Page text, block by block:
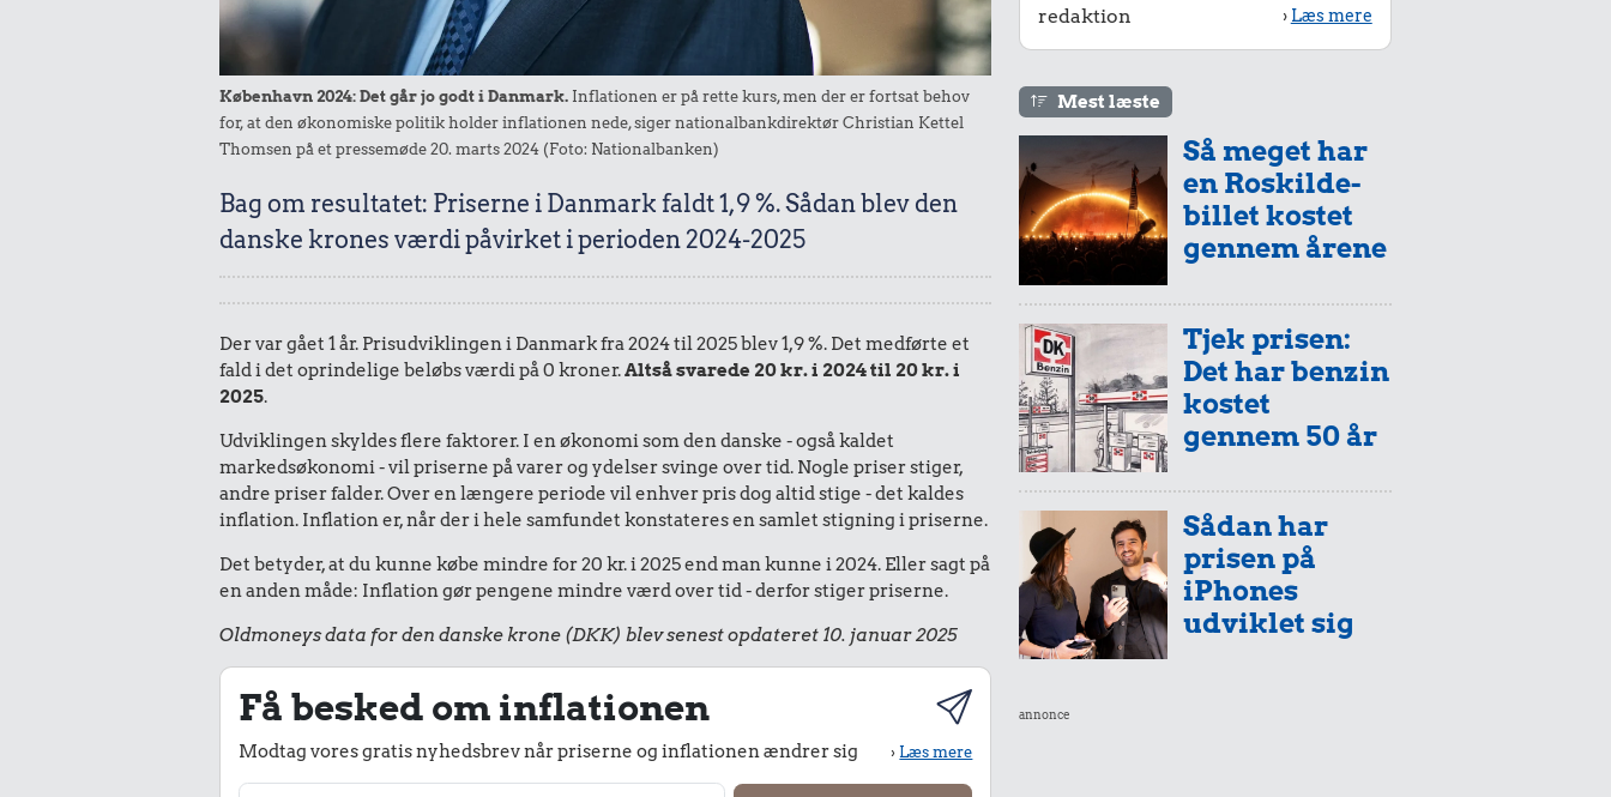
København 2024: Det går jo godt i Danmark. Inflationen er på rette kurs, men der er fortsat behov
for, at den økonomiske politik holder inflationen nede, siger nationalbankdirektør Christian Kettel
Thomsen på et pressemøde 20. marts 2024 (Foto: Nationalbanken)
Bag om resultatet: Priserne i Danmark faldt 1,9 %. Sådan blev den
danske krones værdi påvirket i perioden 2024-2025
Der var gået 1 år. Prisudviklingen i Danmark fra 2024 til 2025 blev 1,9 %. Det medførte et
fald i det oprindelige beløbs værdi på 0 kroner.Altså svarede 20 kr. i 2024 til 20 kr. i
2025.
Udviklingen skyldes flere faktorer. I en økonomi som den danske - også kaldet
markedsøkonomi - vil priserne på varer og ydelser svinge over tid. Nogle priser stiger,
andre priser falder. Over en længere periode vil enhver pris dog altid stige - det kaldes
inflation. Inflation er, når der i hele samfundet konstateres en samlet stigning i priserne.
Det betyder, at du kunne købe mindre for 20 kr. i 2025 end man kunne i 2024. Eller sagt på
en anden måde: Inflation gør pengene mindre værd over tid - derfor stiger priserne.
Oldmoneys data for den danske krone (DKK) blev senest opdateret 10. januar 2025
Få besked om inflationen
Modtag vores gratis nyhedsbrev når priserne og inflationen ændrer sig ›Læs mere
redaktion
› Læs mere
Mest læste
Så meget har
en Roskilde-
billet kostet
gennem årene
Tjek prisen:
Det har benzin
kostet
gennem 50 år
Sådan har
prisen på
iPhones
udviklet sig
annonce